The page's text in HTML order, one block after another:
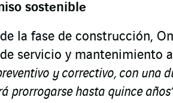
sostenible
la fase de construcción,
servicio y mantenimiento
y correctivo, con una
prorrogarse hasta quince